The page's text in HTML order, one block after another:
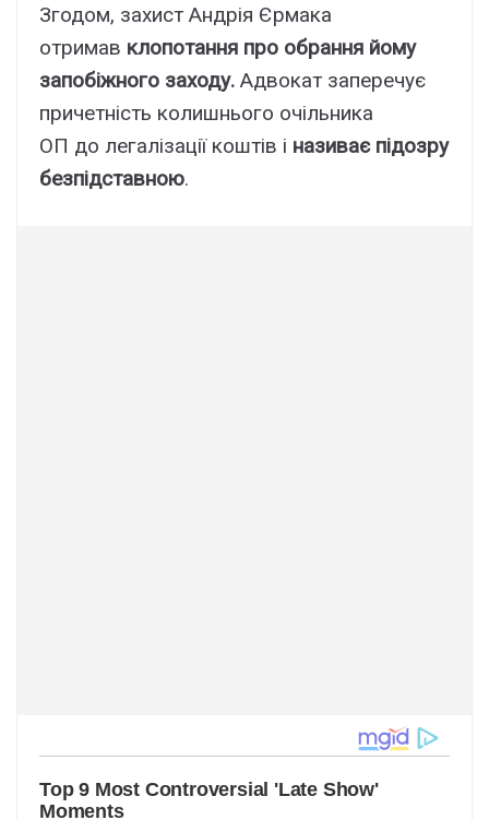
Згодом, захист Андрія Єрмака
отримав клопотання про обрання йому
запобіжного заходу. Адвокат заперечує
причетність колишнього очільника
ОП до легалізації коштів і називає підозру
безпідставною.